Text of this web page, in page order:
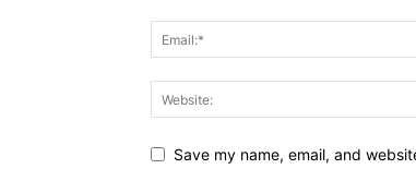
Save my name, email, and